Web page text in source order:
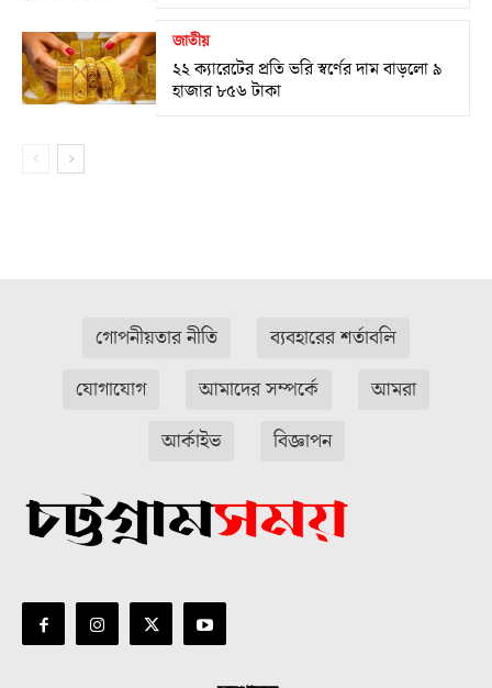
জাতীয়
২২ ক্যারেটের প্রতি ভরি স্বর্ণের দাম বাড়লো ৯
হাজার ৮৫৬ টাকা
গোপনীয়তার নীতি
ব্যবহারের শর্তাবলি
যোগাযোগ
আমাদের সম্পর্কে
আমরা
আর্কাইভ
বিজ্ঞাপন